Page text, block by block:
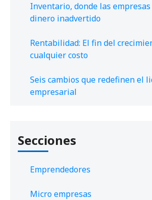
Inventario, donde las
dinero inadvertido
Rentabilidad: El fin del
cualquier costo
Seis cambios que redefinen el
empresarial
Secciones
Emprendedores
Micro empresas